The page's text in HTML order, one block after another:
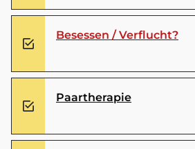
Besessen / Verflucht?
Paartherapie